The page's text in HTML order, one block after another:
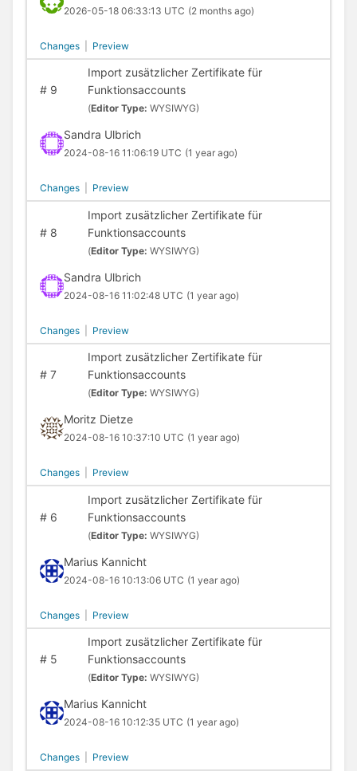
2026-05-18 06:33:13 UTC (2 months ago)
Changes Preview
#9
Import zusätzlicher Zertifikate für
Funktionsaccounts
(Editor Type: WYSIWYG)
Sandra Ulbrich
2024-08-16 11:06:19 UTC (1 year ago)
Changes Preview
#8
Import zusätzlicher Zertifikate für
Funktionsaccounts
(Editor Type: WYSIWYG)
Sandra Ulbrich
2024-08-16 11:02:48 UTC (1 year ago)
Changes Preview
#7
Import zusätzlicher Zertifikate für
Funktionsaccounts
(Editor Type: WYSIWYG)
Moritz Dietze
2024-08-16 10:37:10 UTC (1 year ago)
Changes Preview
#6
Import zusätzlicher Zertifikate für
Funktionsaccounts
(Editor Type: WYSIWYG)
Marius Kannicht
2024-08-16 10:13:06 UTC (1 year ago)
Changes Preview
#5
Import zusätzlicher Zertifikate für
Funktionsaccounts
(Editor Type: WYSIWYG)
Marius Kannicht
2024-08-16 10:12:35 UTC (1 year ago)
Changes Preview